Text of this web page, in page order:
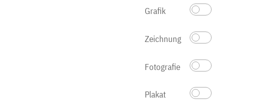
Grafik
Zeichnung
Fotografie
Plakat